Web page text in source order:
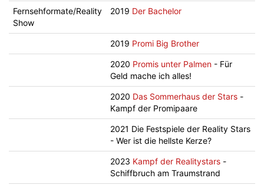
Fernsehformate/Reality
Show
2019 Der Bachelor
2019 Promi Big Brother
2020 Promis unter Palmen - Für
Geld mache ich alles!
2020 Das Sommerhaus der Stars -
Kampf der Promipaare
2021 Die Festspiele der Reality Stars
- Wer ist die hellste Kerze?
2023 Kampf der Realitystars -
Schiffbruch am Traumstrand